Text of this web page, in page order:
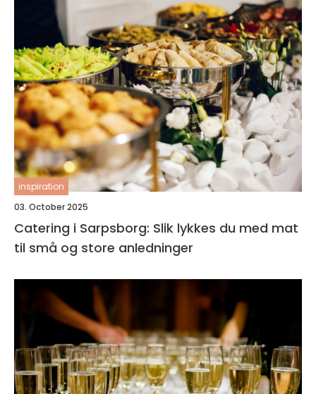
inspiration
03. October 2025
Catering i Sarpsborg: Slik lykkes du med mat
til små og store anledninger